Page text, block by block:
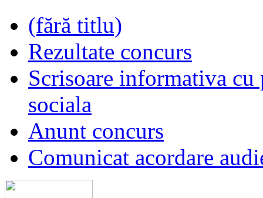
(fără titlu)
Rezultate concurs
Scrisoare informativa
sociala
Anunt concurs
Comunicat acordare